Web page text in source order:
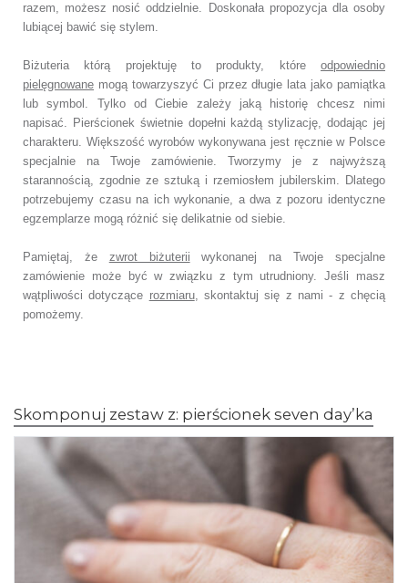
razem, możesz nosić oddzielnie.
Doskonała propozycja dla osoby
lubiącej bawić się stylem.
Biżuteria którą projektuję to produkty, które odpowiednio
pielęgnowane mogą towarzyszyć Ci przez długie lata jako pamiątka
lub symbol. Tylko od Ciebie zależy jaką historię chcesz nimi
napisać. Pierścionek świetnie dopełni każdą stylizację, dodając jej
charakteru. Większość wyrobów wykonywana jest ręcznie w Polsce
specjalnie na Twoje zamówienie. Tworzymy je z najwyższą
starannością, zgodnie ze sztuką i rzemiosłem jubilerskim. Dlatego
potrzebujemy czasu na ich wykonanie, a dwa z pozoru identyczne
egzemplarze mogą różnić się delikatnie od siebie.
Pamiętaj, że zwrot biżuterii wykonanej na Twoje specjalne
zamówienie może być w związku z tym utrudniony. Jeśli masz
wątpliwości dotyczące rozmiaru,skontaktuj się z nami - z chęcią
pomożemy.
Skomponuj zestaw z: pierścionek seven day’ka